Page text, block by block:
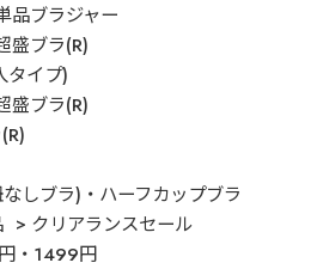
品ブラジャー
盛ブラ(R)
タイプ)
盛ブラ(R)
しブラ)・ハーフカップブラ
クリアランスセール
・1499円